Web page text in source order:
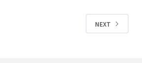
NEXT